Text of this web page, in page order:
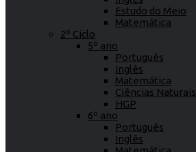
Estudo do Meio
Matemática
2º Ciclo
5º ano
Português
Inglês
Matemática
Ciências Naturais
HGP
6º ano
Português
Inglês